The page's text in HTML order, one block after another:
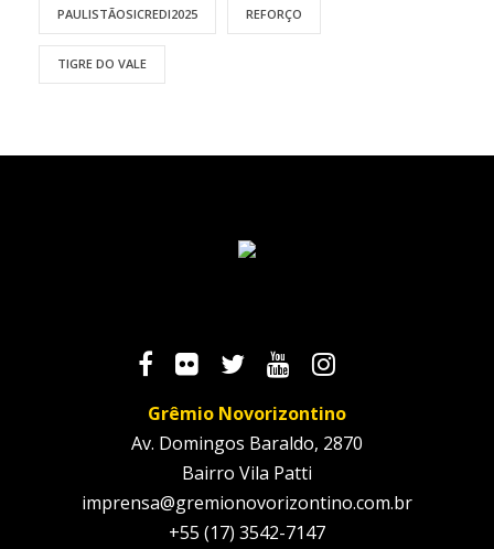
PAULISTÃOSICREDI2025 REFORÇO
TIGRE DO VALE
Grêmio Novorizontino
Av. Domingos Baraldo, 2870
Bairro Vila Patti
imprensa@gremionovorizontino.com.br
+55 (17) 3542-7147